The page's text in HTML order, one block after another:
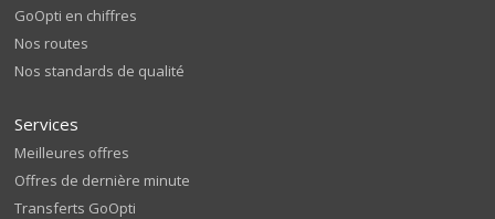
GoOpti en chiffres
Nos routes
Nos standards de qualité
Services
Meilleures offres
Offres de dernière minute
Transferts GoOpti